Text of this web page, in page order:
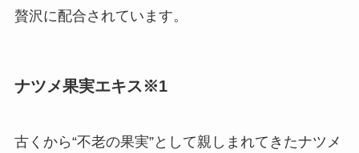
贅沢に配合されています。
ナツメ果実エキス※1
古くから“不老の果実”として親しまれてきたナツメ